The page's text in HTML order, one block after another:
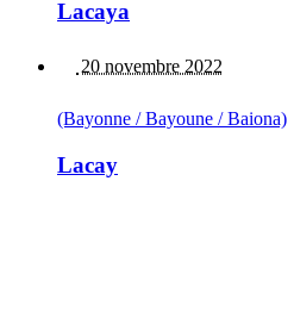
Lacaya
20 novembre 2022
(Bayonne / Bayoune / Baiona)
Lacay